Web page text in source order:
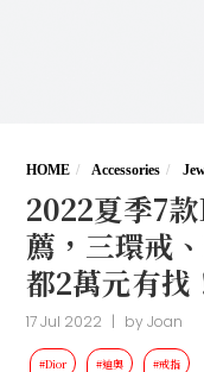
HOME Accessories
2022夏季7
薦，三環戒
都2萬元有找
17 Jul 2022 | byJoan
#Dior #迪奧 #戒指